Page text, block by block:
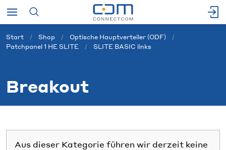
Start Shop
Optische Hauptverteiler (ODF)
Patchpanel 1 HE SLITE
SLITE BASIC links
Breakout
Aus dieser Kategorie führen wir derzeit keine